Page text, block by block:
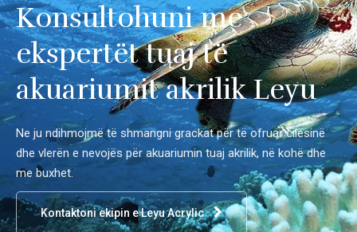
Konsultohuni me
ekspertët tuaj të
akuariumit akrilik Leyu
Ne ju ndihmojmë të shmangni grackat për të ofruar cilësinë
dhe vlerën e nevojës për akuariumin tuaj akrilik, në kohë dhe
me buxhet.
Kontaktoni ekipin e Leyu Acrylic